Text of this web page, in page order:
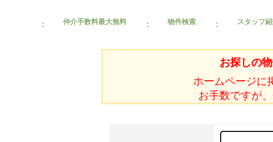
仲介手数料最大無料 物件検索 スタッフ
お探しの
ホームページに
お手数ですが